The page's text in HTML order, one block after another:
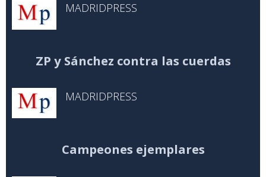
MADRIDPRESS
ZP y Sánchez contra las cuerdas
MADRIDPRESS
Campeones ejemplares